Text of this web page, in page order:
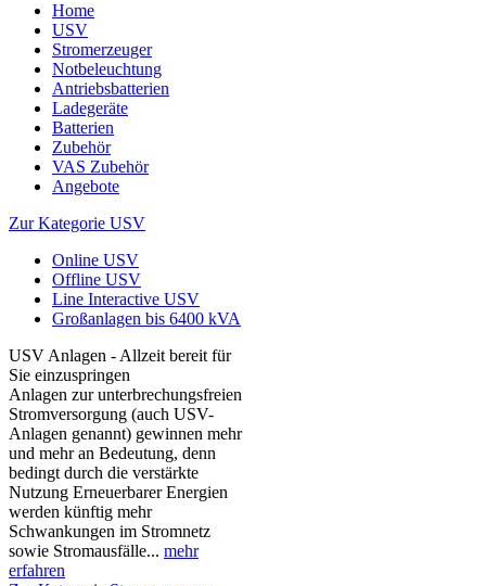
Home
USV
Stromerzeuger
Notbeleuchtung
Antriebsbatterien
Ladegeräte
Batterien
Zubehör
VAS Zubehör
Angebote
Zur Kategorie USV
Online USV
Offline USV
Line Interactive USV
Großanlagen bis 6400 kVA
USV Anlagen - Allzeit bereit für
Sie einzuspringen
Anlagen zur unterbrechungsfreien
Stromversorgung (auch USV-
Anlagen genannt) gewinnen mehr
und mehr an Bedeutung, denn
bedingt durch die verstärkte
Nutzung Erneuerbarer Energien
werden künftig mehr
Schwankungen im Stromnetz
sowie Stromausfälle... mehr
erfahren